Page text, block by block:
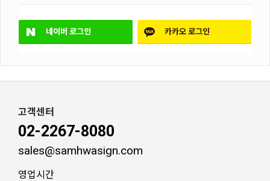
네이버 로그인 카카오로그인
고객센터
02-2267-8080
sales@samhwasign.com
영업시간